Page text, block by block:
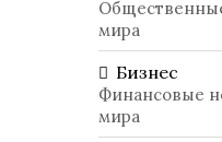
мира
Бизнес
Финансовые
мира